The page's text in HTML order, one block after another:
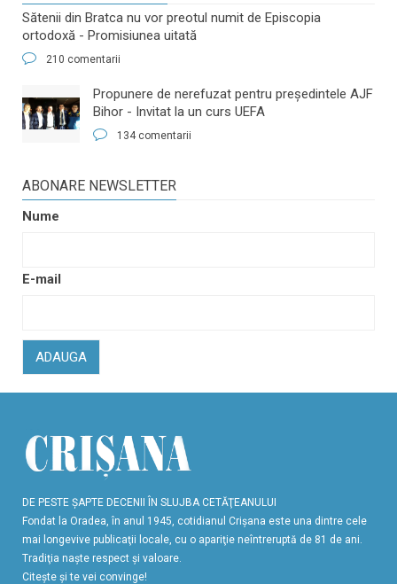
Sătenii din Bratca nu vor preotul numit de Episcopia
ortodoxă - Promisiunea uitată
210 comentarii
​Propunere de nerefuzat pentru preşedintele AJF
Bihor - Invitat la un curs UEFA
134 comentarii
ABONARE NEWSLETTER
Nume
E-mail
ADAUGA
DE PESTE ŞAPTE DECENII ÎN SLUJBA CETĂŢEANULUI
Fondat la Oradea, în anul 1945, cotidianul Crişana este una dintre cele
mai longevive publicaţii locale, cu o apariţie neîntreruptă de 81 de ani.
Tradiţia naşte respect şi valoare.
Citeşte şi te vei convinge!